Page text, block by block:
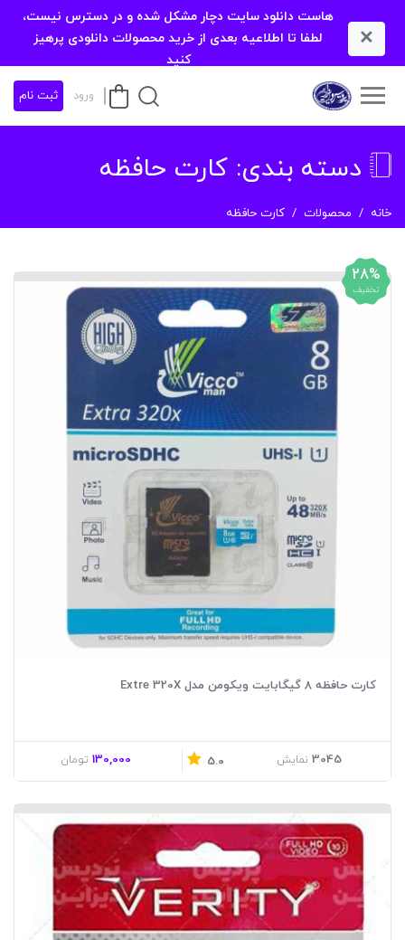
×
هاست دانلود سایت دچار مشکل شده و در دسترس نیست،
لطفا تا اطلاعیه بعدی از خرید محصولات دانلودی پرهیز
کنید
ورود ثبت نام
دسته بندی: کارت حافظه
خانه محصولات کارت حافظه
28%
تخفیف
کارت حافظه 8 گیگابایت ویکومن مدل Extre 320X
3045 نمایش 5.0
130,000 تومان